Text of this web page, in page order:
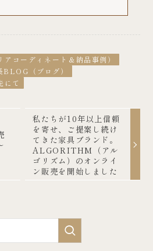
コーディネート＆納品事例）
BLOG（ブログ）
にて
私たちが10年以上信頼
を寄せ、ご提案し続け
てきた家具ブランド。
ALGORITHM（アル
ゴリズム）のオンライ
ン販売を開始しました